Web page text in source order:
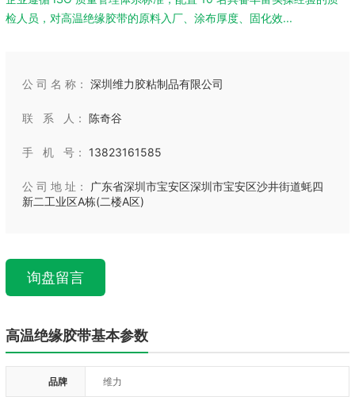
检人员，对高温绝缘胶带的原料入厂、涂布厚度、固化效...
公 司 名 称：深圳维力胶粘制品有限公司
联 系 人：陈奇谷
手 机 号： 13823161585
公 司 地 址： 广东省深圳市宝安区深圳市宝安区沙井街道蚝四
新二工业区A栋(二楼A区)
询盘留言
高温绝缘胶带基本参数
品牌 维力